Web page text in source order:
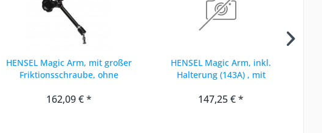
HENSEL Magic Arm, mit großer
Friktionsschraube, ohne
162,09 € *
HENSEL Magic Arm, inkl.
Halterung (143A) , mit
147,25 € *